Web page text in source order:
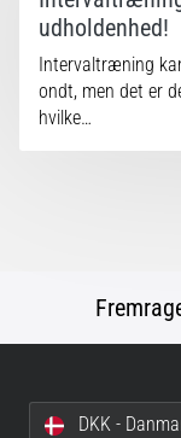
udholdenhed!
Intervaltræning
ondt, men det er
hvilke…
DKK -